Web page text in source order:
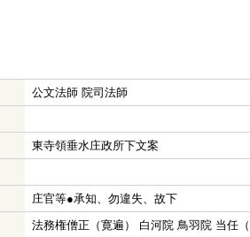
公文法師 院司法師
東寺領垂水庄政所下文案
庄官等●承知、勿違失、故下
法務権僧正（寛遍） 白河院 鳥羽院 当任